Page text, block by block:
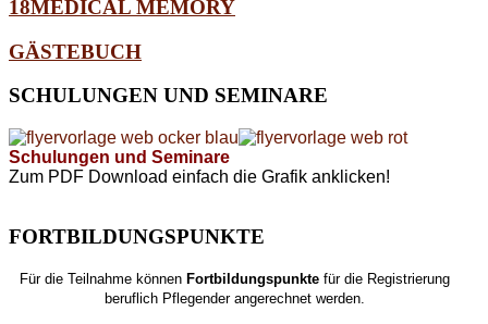
18MEDICAL MEMORY
GÄSTEBUCH
SCHULUNGEN UND SEMINARE
Schulungen und Seminare
Zum PDF Download einfach die Grafik anklicken!
FORTBILDUNGSPUNKTE
Für die Teilnahme könnenFortbildungspunktefür die Registrierung
beruflich Pflegender angerechnet werden.